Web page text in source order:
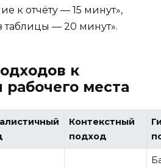
к отчёту — 15 минут»,
таблицы — 20 минут».
к
рабочего места
Контекстный
подход